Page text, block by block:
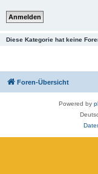
Diese Kategorie hat keine
Foren-Übersicht
Powered by